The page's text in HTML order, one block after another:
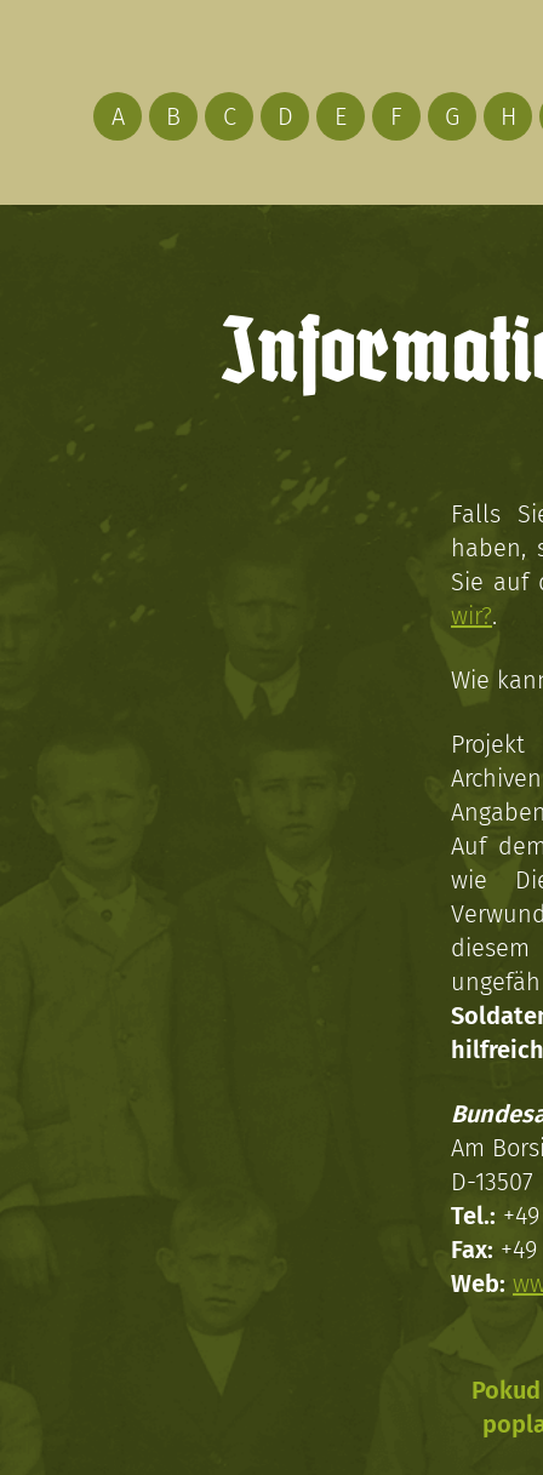
A B C D E F G H
Falls
haben,
Sie auf
wir?.
Wie
Auf
wie
Am
D-
Tel.:
Fax:
Web: